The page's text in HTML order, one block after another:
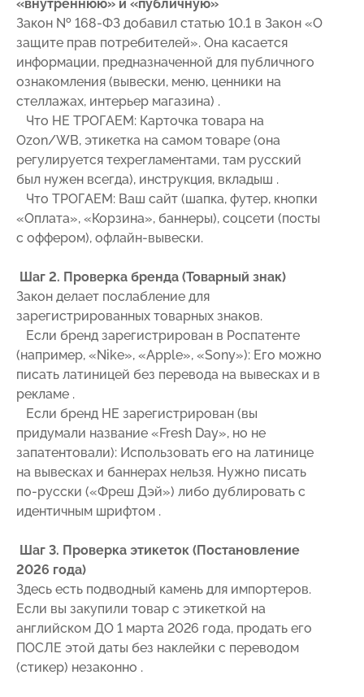
«внутреннюю» и «публичную»
Закон № 168-ФЗ добавил статью 10.1 в Закон «О
защите прав потребителей». Она касается
информации, предназначенной для публичного
ознакомления (вывески, меню, ценники на
стеллажах, интерьер магазина) .
Что НЕ ТРОГАЕМ: Карточка товара на
Ozon/WB, этикетка на самом товаре (она
регулируется техрегламентами, там русский
был нужен всегда), инструкция, вкладыш .
Что ТРОГАЕМ: Ваш сайт (шапка, футер, кнопки
«Оплата», «Корзина», баннеры), соцсети (посты
с оффером), офлайн-вывески.
Шаг 2. Проверка бренда (Товарный знак)
Закон делает послабление для
зарегистрированных товарных знаков.
Если бренд зарегистрирован в Роспатенте
(например, «Nike», «Apple», «Sony»): Его можно
писать латиницей без перевода на вывесках и в
рекламе .
Если бренд НЕ зарегистрирован (вы
придумали название «Fresh Day», но не
запатентовали): Использовать его на латинице
на вывесках и баннерах нельзя. Нужно писать
по-русски («Фреш Дэй») либо дублировать с
идентичным шрифтом .
Шаг 3. Проверка этикеток (Постановление
2026 года)
Здесь есть подводный камень для импортеров.
Если вы закупили товар с этикеткой на
английском ДО 1 марта 2026 года, продать его
ПОСЛЕ этой даты без наклейки с переводом
(стикер) незаконно .